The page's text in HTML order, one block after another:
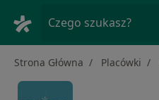
Czego szukasz?
Strona Główna Placówki